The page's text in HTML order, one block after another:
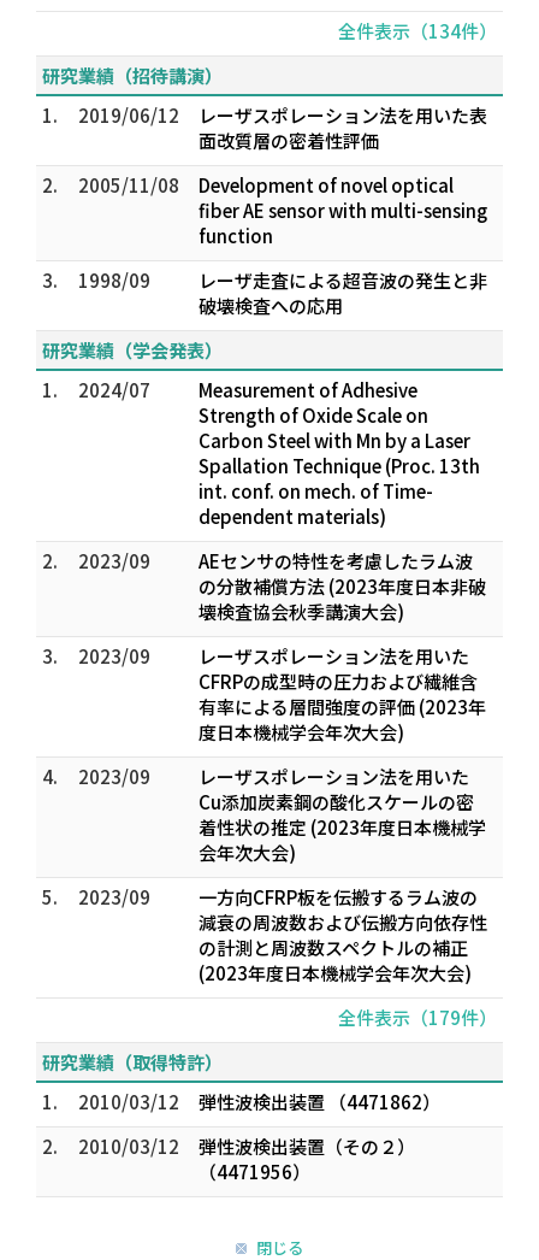
全件表示（134件）
研究業績（招待講演）
1.
2019/06/12
レーザスポレーション法を用いた表
面改質層の密着性評価
2.
2005/11/08
Development of novel optical
fiber AE sensor with multi-sensing
function
3.
1998/09
レーザ走査による超音波の発生と非
破壊検査への応用
研究業績（学会発表）
1.
2024/07
Measurement of Adhesive
Strength of Oxide Scale on
Carbon Steel with Mn by a Laser
Spallation Technique (Proc. 13th
int. conf. on mech. of Time-
dependent materials)
2.
2023/09
AEセンサの特性を考慮したラム波
の分散補償方法 (2023年度日本非破
壊検査協会秋季講演大会)
3.
2023/09
レーザスポレーション法を用いた
CFRPの成型時の圧力および繊維含
有率による層間強度の評価 (2023年
度日本機械学会年次大会)
4.
2023/09
レーザスポレーション法を用いた
Cu添加炭素鋼の酸化スケールの密
着性状の推定 (2023年度日本機械学
会年次大会)
5.
2023/09
一方向CFRP板を伝搬するラム波の
減衰の周波数および伝搬方向依存性
の計測と周波数スペクトルの補正
(2023年度日本機械学会年次大会)
全件表示（179件）
研究業績（取得特許）
1.
2010/03/12
弾性波検出装置 （4471862）
2.
2010/03/12
弾性波検出装置（その２）
（4471956）
閉じる